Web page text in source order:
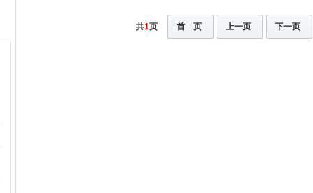
共1页 首 页 上一页 下一页